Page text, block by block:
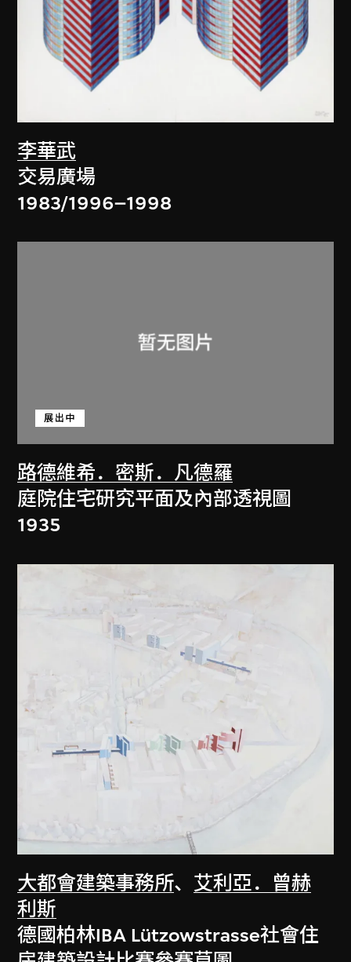
李華武
交易廣場
1983/1996–1998
路德維希．密斯．凡德羅
展出中
庭院住宅研究平面及內部透視圖
1935
大都會建築事務所、 艾利亞．曾赫
利斯
德國柏林IBA Lützowstrasse社會住